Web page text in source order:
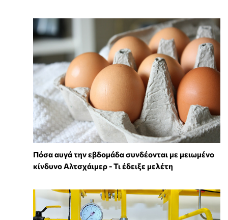
Πόσα αυγά την εβδομάδα συνδέονται με μειωμένο
κίνδυνο Αλτσχάιμερ - Τι έδειξε μελέτη